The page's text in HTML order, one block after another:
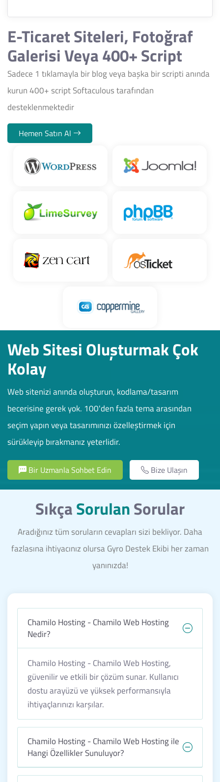
E-Ticaret Siteleri, Fotoğraf
Galerisi Veya 400+ Script
Sadece 1 tıklamayla bir blog veya başka bir scripti anında
kurun 400+ script Softaculous tarafından
desteklenmektedir
Hemen Satın Al
Web Sitesi Oluşturmak Çok
Kolay
Web sitenizi anında oluşturun, kodlama/tasarım
becerisine gerek yok. 100'den fazla tema arasından
seçim yapın veya tasarımınızı özelleştirmek için
sürükleyip bırakmanız yeterlidir.
Bir Uzmanla Sohbet Edin Bize Ulaşın
SıkçaSorulanSorular
Aradığınız tüm soruların cevapları sizi bekliyor. Daha
fazlasına ihtiyacınız olursa Gyro Destek Ekibi her zaman
yanınızda!
Chamilo Hosting - Chamilo Web Hosting
Nedir?
Chamilo Hosting - Chamilo Web Hosting,
güvenilir ve etkili bir çözüm sunar. Kullanıcı
dostu arayüzü ve yüksek performansıyla
ihtiyaçlarınızı karşılar.
Chamilo Hosting - Chamilo Web Hosting ile
Hangi Özellikler Sunuluyor?